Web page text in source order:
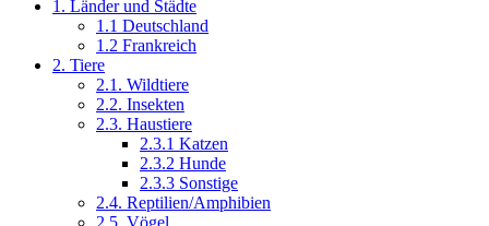
1. Länder und Städte
1.1 Deutschland
1.2 Frankreich
2. Tiere
2.1. Wildtiere
2.2. Insekten
2.3. Haustiere
2.3.1 Katzen
2.3.2 Hunde
2.3.3 Sonstige
2.4. Reptilien/Amphibien
2.5. Vögel